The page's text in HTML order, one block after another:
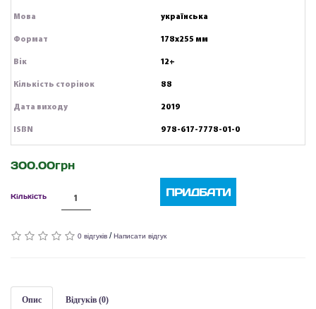
Мова українська
Формат 178х255 мм
Вік 12+
Кількість сторінок 88
Дата виходу 2019
ISBN 978-617-7778-01-0
300.00грн
Кількість ПРИДБАТИ
0 відгуків /Написати відгук
Опис Відгуків (0)